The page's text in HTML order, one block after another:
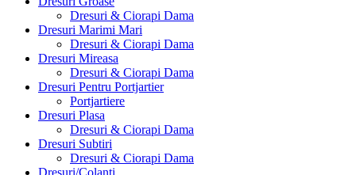
Dresuri & Ciorapi Dama
Dresuri Marimi Mari
Dresuri & Ciorapi Dama
Dresuri Mireasa
Dresuri & Ciorapi Dama
Dresuri Pentru Portjartier
Portjartiere
Dresuri Plasa
Dresuri & Ciorapi Dama
Dresuri Subtiri
Dresuri & Ciorapi Dama
Dresuri/Colanti